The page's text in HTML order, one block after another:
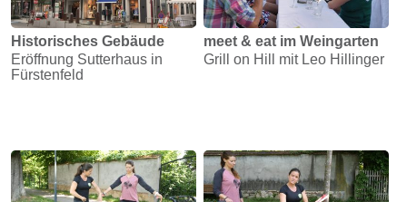
Zonen
Podcast
Historisches Gebäude
Eröffnung Sutterhaus in
Fürstenfeld
meet & eat im Weingarten
Grill on Hill mit Leo Hillinger